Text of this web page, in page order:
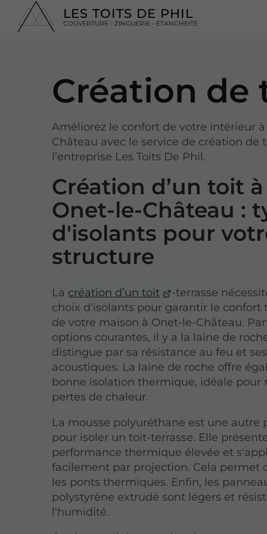
LES TOITS DE PHIL
COUVERTURE - ZINGUERIE - ÉTANCHEITE
Création de
Améliorez le confort de votre intérieur
Château avec le service de création de
l’entreprise Les Toits De Phil.
Création d’un toit à
Onet-le-Château :
d'isolants pour
structure
La création d’un toit
-terrasse
choix d'isolants pour garantir le confort
de votre maison à Onet-le-Château.
options courantes, il y a la laine de
distingue par sa résistance au feu et
acoustiques. La laine de roche offre
bonne isolation thermique, idéale pour
pertes de chaleur.
La mousse polyuréthane est une autre
pour isoler un toit-terrasse. Elle
performance thermique élevée et
facilement par projection. Cela permet
les ponts thermiques. Enfin, les
polystyrène extrudé sont légers et
l'humidité.